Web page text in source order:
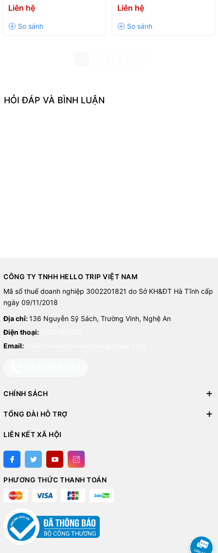
Màu xanh lá - CN - 12
Liên hệ
Màu vàng - CN - 12
Liên hệ
HỎI ĐÁP VÀ BÌNH LUẬN
CÔNG TY TNHH HELLO TRIP VIỆT NAM
Mã số thuế doanh nghiệp 3002201821 do Sở KH&ĐT Hà Tĩnh cấp
ngày 09/11/2018
Địa chỉ:136 Nguyễn Sỹ Sách, Trường Vinh, Nghệ An
Điện thoại:
Email:
CHÍNH SÁCH
TỔNG ĐÀI HỖ TRỢ
LIÊN KẾT XÃ HỘI
PHƯƠNG THỨC THANH TOÁN